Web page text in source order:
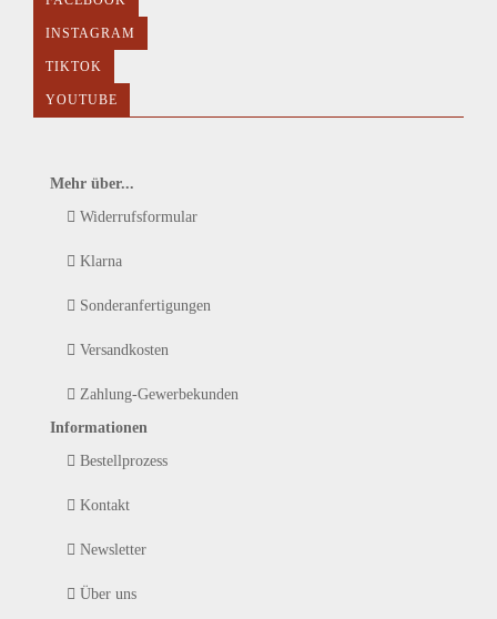
INSTAGRAM
TIKTOK
YOUTUBE
Mehr über...
Widerrufsformular
Klarna
Sonderanfertigungen
Versandkosten
Zahlung-Gewerbekunden
Informationen
Bestellprozess
Kontakt
Newsletter
Über uns